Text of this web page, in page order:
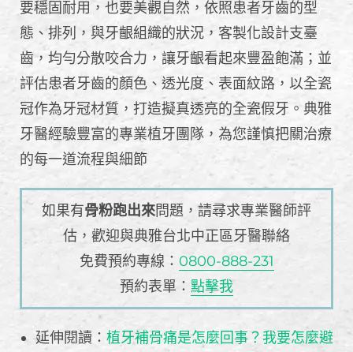
要穩固耐用，也要美觀自然，依照患者牙齒的型
態、排列，與牙齦組織的狀況，客製化設計支臺
齒，均勻分散咬合力，讓牙齦看起來豐盈飽滿；並
評估患者牙齒的顏色、透光度、表面紋路，以全瓷
冠作為牙冠材質，打造擬真透亮的全瓷假牙。典雅
牙醫經驗豐富的專業植牙團隊，為您謹慎把關治療
的每一道流程與細節
如果有骨粉跑出來問題，請尋求專業醫師評
估，歡迎與典雅台北中正區牙醫聯絡
免費預約專線： 0800-888-231
預約表單： 點擊我
延伸閱讀： 植牙補骨痛是怎麼回事？我要怎麼避